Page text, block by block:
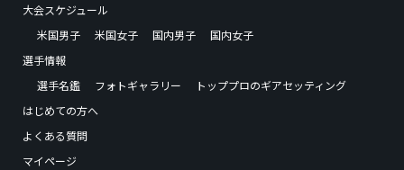
大会スケジュール
米国男子
米国女子 国内男子
国内女子
選手情報
選手名鑑
フォトギャラリー
トッププロのギアセッティング
はじめての方へ
よくある質問
マイページ